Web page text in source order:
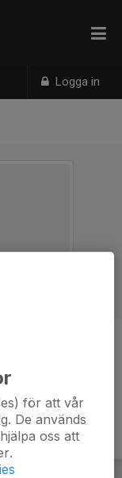
Logga in
för att vår
De används
oss att